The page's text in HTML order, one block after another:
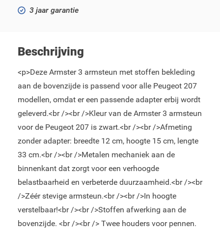
3 jaar garantie
Beschrijving
<p>Deze Armster 3 armsteun met stoffen bekleding
aan de bovenzijde is passend voor alle Peugeot 207
modellen, omdat er een passende adapter erbij wordt
geleverd.<br /><br />Kleur van de Armster 3 armsteun
voor de Peugeot 207 is zwart.<br /><br />Afmeting
zonder adapter: breedte 12 cm, hoogte 15 cm, lengte
33 cm.<br /><br />Metalen mechaniek aan de
binnenkant dat zorgt voor een verhoogde
belastbaarheid en verbeterde duurzaamheid.<br /><br
/>Zéér stevige armsteun.<br /><br />In hoogte
verstelbaar!<br /><br />Stoffen afwerking aan de
bovenzijde. <br /><br /> Twee houders voor pennen.